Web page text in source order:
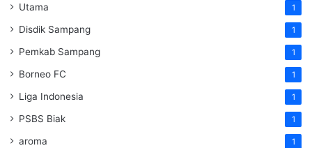
Utama 1
Disdik Sampang 1
Pemkab Sampang 1
Borneo FC 1
Liga Indonesia 1
PSBS Biak 1
aroma 1